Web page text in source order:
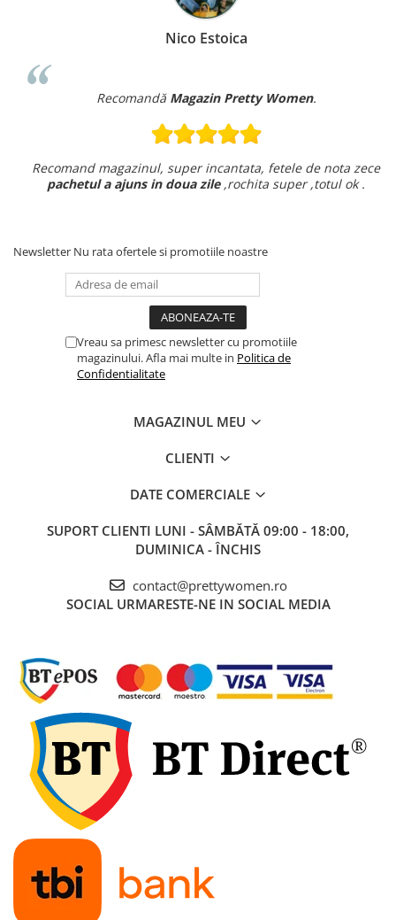
Nico Estoica
RecomandăMagazin Pretty Women.
Recomand magazinul, super incantata, fetele de nota zece
pachetul a ajuns in doua zile,rochita super ,totul ok .
Newsletter Nu rata ofertele si promotiile noastre
Vreau sa primesc newsletter cu promotiile
magazinului. Afla mai multe in Politica de
Confidentialitate
MAGAZINUL MEU
CLIENTI
DATE COMERCIALE
SUPORT CLIENTI LUNI - SÂMBĂTĂ 09:00 - 18:00,
DUMINICA - ÎNCHIS
contact@prettywomen.ro
SOCIAL URMARESTE-NE IN SOCIAL MEDIA